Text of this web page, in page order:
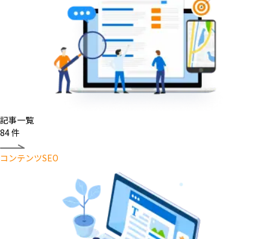
記事一覧
84件
コンテンツSEO